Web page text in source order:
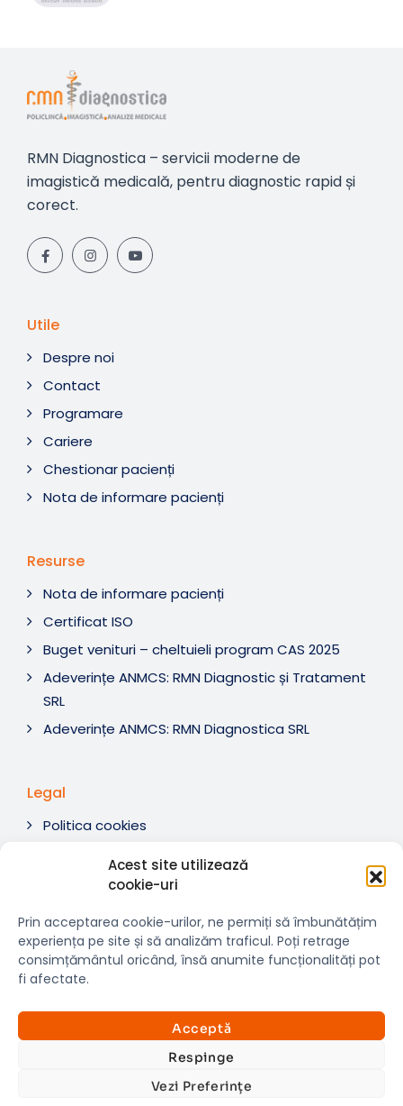
Acest site utilizează
cookie-uri
Prin acceptarea cookie-urilor, ne permiți să îmbunătățim
experiența pe site și să analizăm traficul. Poți retrage
consimțământul oricând, însă anumite funcționalități pot
fi afectate.
Acceptă
Respinge
Vezi Preferințe
RMN Diagnostica – servicii moderne de
imagistică medicală, pentru diagnostic rapid și
corect.
Utile
Despre noi
Contact
Programare
Cariere
Chestionar pacienți
Nota de informare pacienți
Resurse
Nota de informare pacienți
Certificat ISO
Buget venituri – cheltuieli program CAS 2025
Adeverințe ANMCS: RMN Diagnostic și Tratament
SRL
Adeverințe ANMCS: RMN Diagnostica SRL
Legal
Politica cookies
Soluționare litigii
×
Consultații si investigații
Află detalii